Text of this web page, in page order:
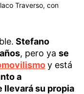
Traverso, con
Stefano
, pero ya se
y está
a
llevará su propia